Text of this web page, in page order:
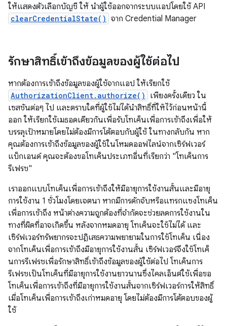
ให้แสดงตัวเลือกบัญชี ให้ นำผู้ใช้ออกจากระบบแอปโดยใช้ API
clearCredentialState() จาก Credential Manager
รักษาสิทธิ์เข้าถึงข้อมูลของผู้ใช้ต่อไป
หากต้องการเข้าถึงข้อมูลของผู้ใช้จากแอป ให้เรียกใช้
AuthorizationClient.authorize()
เพียงครั้งเดียว ใน
เซสชันต่อๆ ไป และตราบใดที่ผู้ใช้ไม่ได้นำสิทธิ์ที่ให้ไว้ก่อนหน้านี้
ออก ให้เรียกใช้เมธอดเดียวกันเพื่อรับโทเค็นเพื่อการเข้าถึงเพื่อให้
บรรลุเป้าหมายโดยไม่ต้องมีการโต้ตอบกับผู้ใช้ ในทางกลับกัน หาก
คุณต้องการเข้าถึงข้อมูลของผู้ใช้ในโหมดออฟไลน์จากเซิร์ฟเวอร์
แบ็กเอนด์ คุณจะต้องขอโทเค็นประเภทอื่นที่เรียกว่า "โทเค็นการ
รีเฟรช"
เราออกแบบโทเค็นเพื่อการเข้าถึงให้มีอายุการใช้งานสั้นและมีอายุ
การใช้งาน 1 ชั่วโมงโดยเจตนา หากมีการดักจับหรือแทรกแซงโทเค็น
เพื่อการเข้าถึง หน้าต่างความถูกต้องที่จำกัดจะช่วยลดการใช้งานใน
ทางที่ผิดที่อาจเกิดขึ้น หลังจากหมดอายุ โทเค็นจะใช้ไม่ได้ และ
เซิร์ฟเวอร์ทรัพยากรจะปฏิเสธความพยายามในการใช้โทเค็น เนื่อง
จากโทเค็นเพื่อการเข้าถึงมีอายุการใช้งานสั้น เซิร์ฟเวอร์จึงใช้โทเค็
นการรีเฟรชเพื่อรักษาสิทธิ์เข้าถึงข้อมูลของผู้ใช้ต่อไป โทเค็นการ
รีเฟรชเป็นโทเค็นที่มีอายุการใช้งานยาวนานซึ่งไคลเอ็นต์ใช้เพื่อขอ
โทเค็นเพื่อการเข้าถึงที่มีอายุการใช้งานสั้นจากเซิร์ฟเวอร์การให้สิทธิ์
เมื่อโทเค็นเพื่อการเข้าถึงเก่าหมดอายุ โดยไม่ต้องมีการโต้ตอบของผู้
ใช้